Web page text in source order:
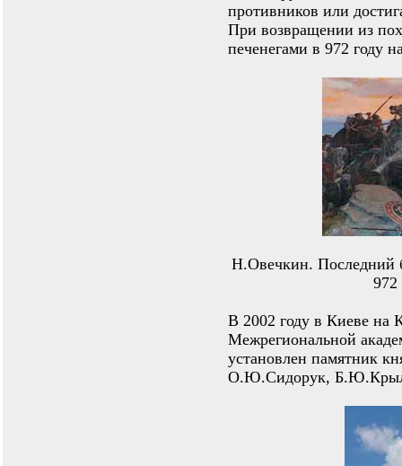
противников или
При возвращении из
печенегами в 972 году
Н.Овечкин. Последний
972
В 2002 году в Киеве на
Межрегиональной
установлен памятник
О.Ю.Сидорук,